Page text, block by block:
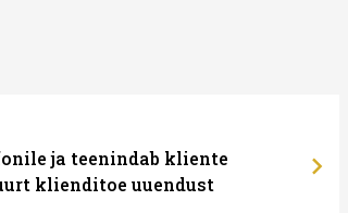
ja teenindab kliente
klienditoe uuendust